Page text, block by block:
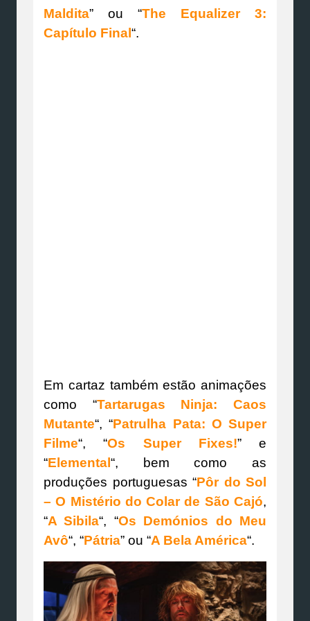
Maldita” ou “The Equalizer 3:
Capítulo Final “.
Em cartaz também estão animações
como “Tartarugas Ninja: Caos
Mutante“, “Patrulha Pata: O Super
Filme“, “Os Super Fixes!” e
“Elemental “, bem como as
produções portuguesas “Pôr do Sol
– O Mistério do Colar de São Cajó,
“A Sibila“, “Os Demónios do Meu
Avô“, “Pátria” ou “A Bela América“.